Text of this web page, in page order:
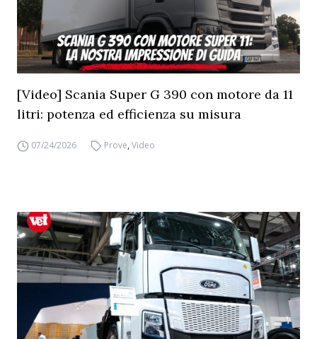
[Video] Scania Super G 390 con motore da 11
litri: potenza ed efficienza su misura
07/24/2026 Prove,Video